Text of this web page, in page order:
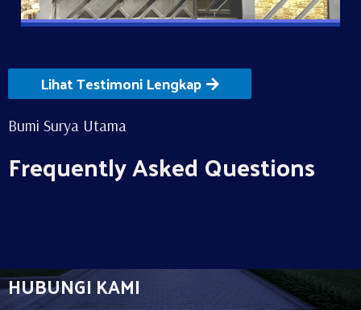
Lihat Testimoni Lengkap
Bumi Surya Utama
Frequently Asked Questions
HUBUNGI KAMI